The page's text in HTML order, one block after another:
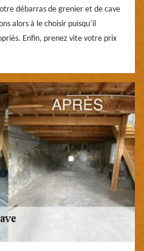
débarras de grenier et de cave
alors à le choisir puisqu’il
Enfin, prenez vite votre prix